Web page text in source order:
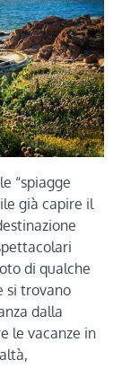
“spiagge
già capire il
di qualche
si trovano
dalla
le vacanze in